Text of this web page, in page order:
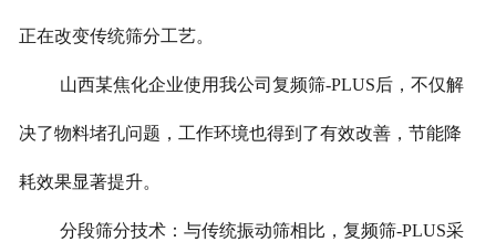
联系我们
正在改变传统筛分工艺。
山西某焦化企业使用我公司复频筛-PLUS后，不仅解
决了物料堵孔问题，工作环境也得到了有效改善，节能降
耗效果显著提升。
分段筛分技术：与传统振动筛相比，复频筛-PLUS采